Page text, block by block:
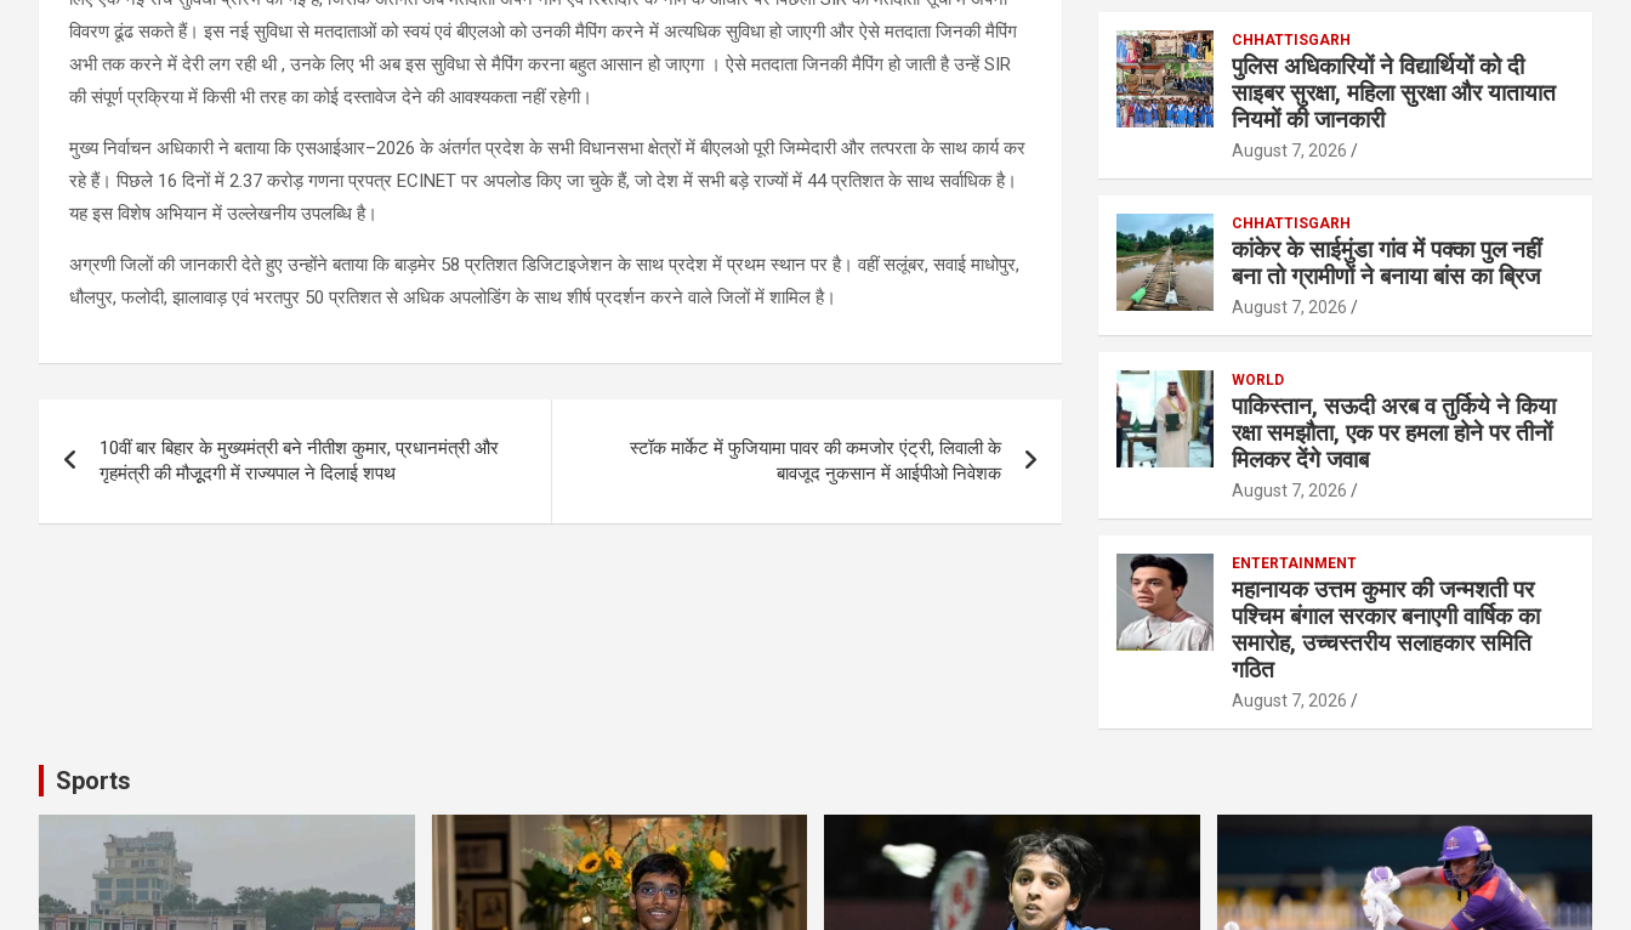
विवरण ढूंढ सकते हैं। इस नई सुविधा से मतदाताओं को स्वयं एवं बीएलओ को उनकी मैपिंग करने में अत्यधिक सुविधा हो जाएगी और ऐसे मतदाता जिनकी मैपिंग
अभी तक करने में देरी लग रही थी , उनके लिए भी अब इस सुविधा से मैपिंग करना बहुत आसान हो जाएगा । ऐसे मतदाता जिनकी मैपिंग हो जाती है उन्हें SIR
की संपूर्ण प्रक्रिया में किसी भी तरह का कोई दस्तावेज देने की आवश्यकता नहीं रहेगी।
मुख्य निर्वाचन अधिकारी ने बताया कि एसआईआर–2026 के अंतर्गत प्रदेश के सभी विधानसभा क्षेत्रों में बीएलओ पूरी जिम्मेदारी और तत्परता के साथ कार्य कर
रहे हैं। पिछले 16 दिनों में 2.37 करोड़ गणना प्रपत्र ECINET पर अपलोड किए जा चुके हैं, जो देश में सभी बड़े राज्यों में 44 प्रतिशत के साथ सर्वाधिक है।
यह इस विशेष अभियान में उल्लेखनीय उपलब्धि है।
अग्रणी जिलों की जानकारी देते हुए उन्‍होंने बताया कि बाड़मेर 58 प्रतिशत डिजिटाइजेशन के साथ प्रदेश में प्रथम स्थान पर है। वहीं सलूंबर, सवाई माधोपुर,
धौलपुर, फलोदी, झालावाड़ एवं भरतपुर 50 प्रतिशत से अधिक अपलोडिंग के साथ शीर्ष प्रदर्शन करने वाले जिलों में शामिल है।
navigation
10वीं बार बिहार के मुख्यमंत्री बने नीतीश कुमार, प्रधानमंत्री और
गृहमंत्री की मौजूूदगी में राज्यपाल ने दिलाई शपथ
स्टॉक मार्केट में फुजियामा पावर की कमजोर एंट्री, लिवाली के
बावजूद नुकसान में आईपीओ निवेशक
CHHATTISGARH
पुलिस अधिकारियों ने विद्यार्थियों को दी
साइबर सुरक्षा, महिला सुरक्षा और यातायात
नियमों की जानकारी
August 7, 2026
CHHATTISGARH
कांकेर के साईमुंडा गांव में पक्का पुल नहीं
बना तो ग्रामीणों ने बनाया बांस का ब्रिज
August 7, 2026
WORLD
पाकिस्तान, सऊदी अरब व तुर्किये ने किया
रक्षा समझौता, एक पर हमला होने पर तीनों
मिलकर देंगे जवाब
August 7, 2026
ENTERTAINMENT
महानायक उत्तम कुमार की जन्मशती पर
पश्चिम बंगाल सरकार बनाएगी वार्षिक का
समारोह, उच्चस्तरीय सलाहकार समिति
गठित
August 7, 2026
Sports